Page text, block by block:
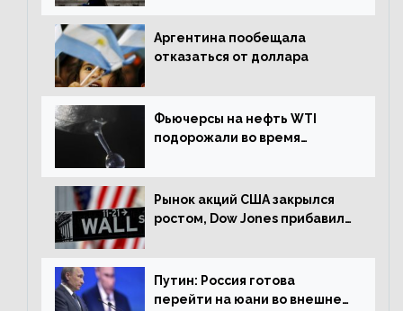
Аргентина пообещала
отказаться от доллара
Фьючерсы на нефть WTI
подорожали во время
Рынок акций США закрылся
ростом, Dow Jones прибавил
Путин: Россия готова
перейти на юани во внешней